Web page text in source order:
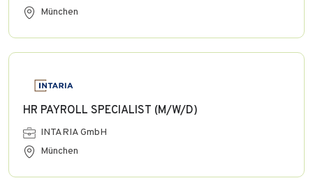
München
HR PAYROLL SPECIALIST (M/W/D)
INTARIA GmbH
München